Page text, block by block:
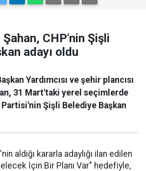
Şahan, CHP'nin Şişli
adayı oldu
Yardımcısı ve şehir plancısı
31 Mart'taki yerel seçimlerde
Şişli Belediye Başkan
aldığı kararla adaylığı ilan edilen
İçin Bir Planı Var" hedefiyle,